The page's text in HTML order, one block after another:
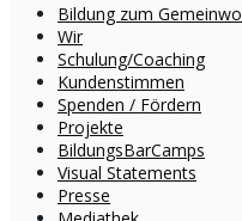
Bildung zum
Wir
Schulung/Coaching
Kundenstimmen
Spenden / Fördern
Projekte
BildungsBarCamps
Visual Statements
Presse